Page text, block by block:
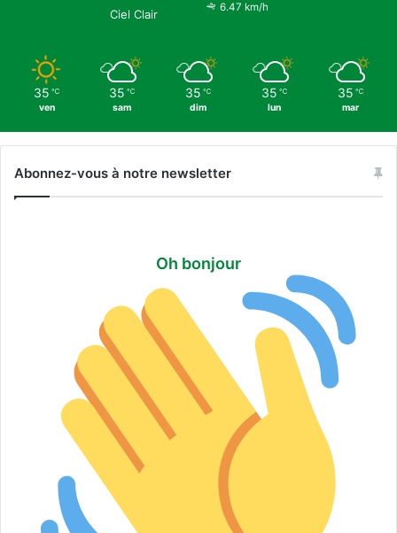
Ciel Clair 6.47 km/h
35 ℃
ven
35 ℃
sam
35 ℃
dim
35 ℃
lun
35 ℃
mar
Abonnez-vous à notre newsletter
Oh bonjour